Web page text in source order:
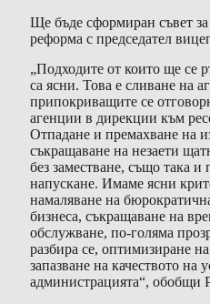
Ще бъде сформиран съвет
реформа с председател
„Подходите от които ще се
са ясни. Това е сливане на
припокриващите се
агенции в дирекции към
Отпадане и премахване на
съкращаване на незаети
без заместване, също така
напускане. Имаме ясни
намаляване на
бизнеса, съкращаване на
обслужване, по-голяма
разбира се, оптимизиране
запазване на качеството на
администрацията“, обобщи